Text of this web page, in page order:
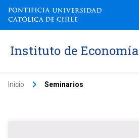
Instituto de Economía
Inicio keyboard_arrow_right Seminarios